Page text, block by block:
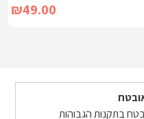
₪49.00
בתקנות הגבוהות